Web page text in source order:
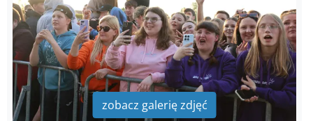
zobacz galerię zdjęć